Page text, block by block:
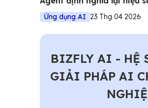
Việt
Ứng dụng AI 23 Thg 04 2026
BIZFLY AI - HỆ
GIẢI PHÁP AI